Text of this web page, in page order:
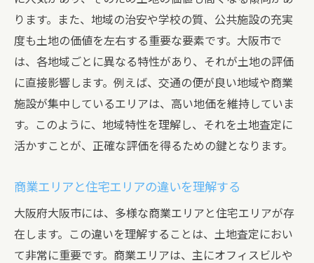
ります。また、地域の治安や学校の質、公共施設の充実
度も土地の価値を左右する重要な要素です。大阪市で
は、各地域ごとに異なる特性があり、それが土地の評価
に直接影響します。例えば、交通の便が良い地域や商業
施設が集中しているエリアは、高い地価を維持していま
す。このように、地域特性を理解し、それを土地査定に
活かすことが、正確な評価を得るための鍵となります。
商業エリアと住宅エリアの違いを理解する
大阪府大阪市には、多様な商業エリアと住宅エリアが存
在します。この違いを理解することは、土地査定におい
て非常に重要です。商業エリアは、主にオフィスビルや